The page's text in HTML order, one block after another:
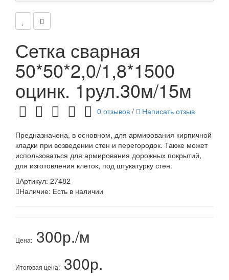
Сетка сварная
50*50*2,0/1,8*1500
оцинк. 1рул.30м/15м
0 отзывов / Написать отзыв
Предназначена, в основном, для армирования кирпичной
кладки при возведении стен и перегородок. Также может
использоваться для армирования дорожных покрытий,
для изготовления клеток, под штукатурку стен.
Артикул: 27482
Наличие: Есть в наличии
Цена: 300р./м
Итоговая цена: 300р.